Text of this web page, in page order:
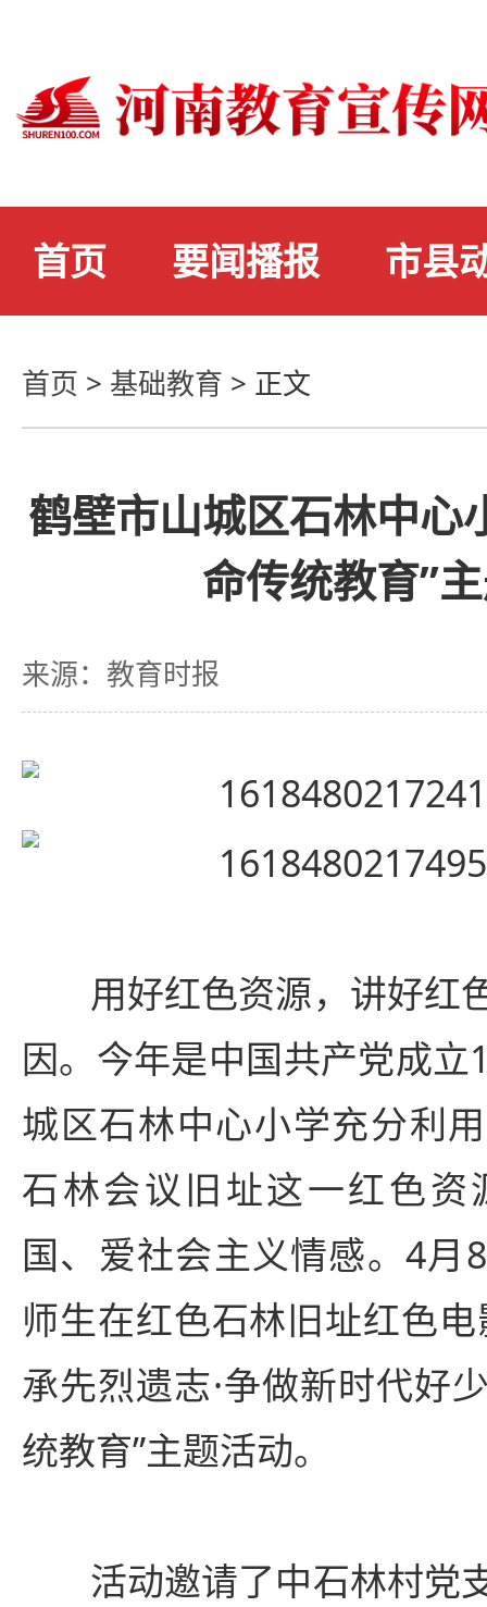
首页 要闻播报 市县
首页 > 基础教育 > 正文
鹤壁市山城区石林中心
命传统教育”
来源：教育时报
用好红色资源，讲好红
因。今年是中国共产党成
城区石林中心小学充分利
石林会议旧址这一红色资
国、爱社会主义情感。4月
师生在红色石林旧址红色
承先烈遗志·争做新时代
统教育”主题活动。
活动邀请了中石林村党